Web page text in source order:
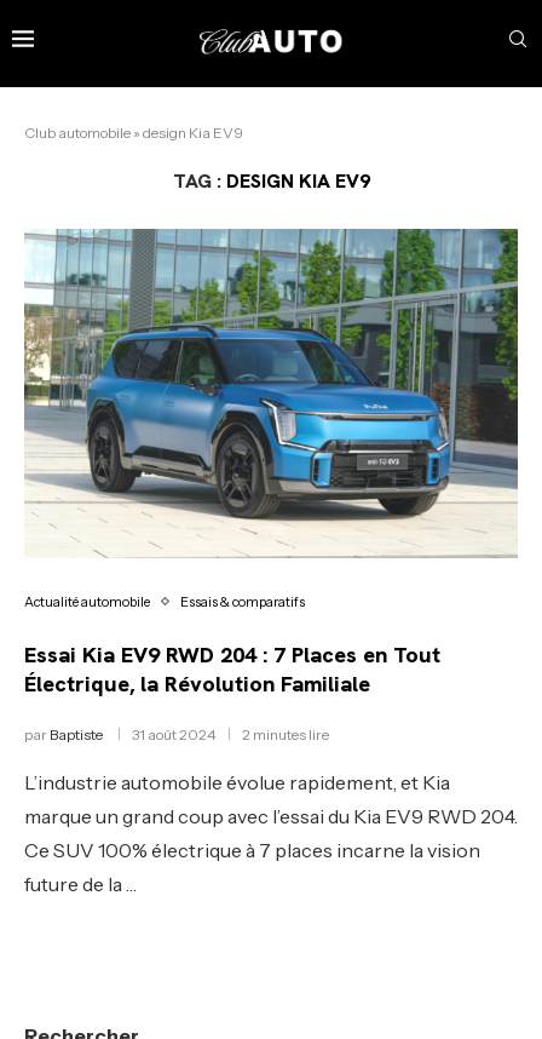
Club automobile » design Kia EV9
TAG : DESIGN KIA EV9
Actualité automobile Essais & comparatifs
Essai Kia EV9 RWD 204 : 7 Places en Tout
Électrique, la Révolution Familiale
par Baptiste 31 août 2024 2 minutes lire
L’industrie automobile évolue rapidement, et Kia
marque un grand coup avec l’essai du Kia EV9 RWD 204.
Ce SUV 100% électrique à 7 places incarne la vision
future de la …